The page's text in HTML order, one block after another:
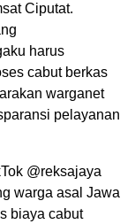
Ciputat.
harus
cabut berkas
warganet
pelayanan
@reksajaya
warga asal Jawa
biaya cabut